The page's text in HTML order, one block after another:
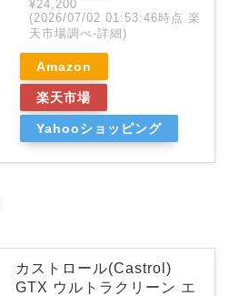
¥24,200
(2026/07/02 01:53:46時点 楽
天市場調べ-詳細)
Amazon
楽天市場
Yahooショッピング
カストロール(Castrol)
GTX ウルトラクリーン エ